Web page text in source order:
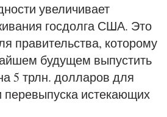
увеличивает
госдолга США. Это
правительства, которому
будущем выпустить
5 трлн. долларов для
истекающих